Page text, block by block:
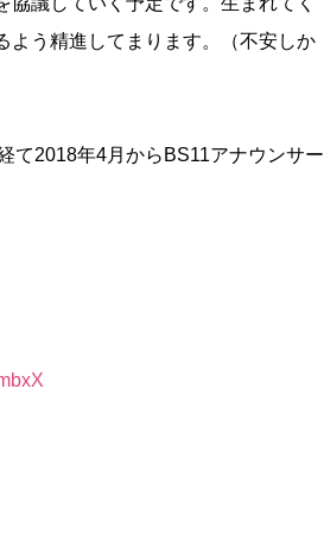
よう精進してまります。（不安しか
て2018年4月からBS11アナウンサー